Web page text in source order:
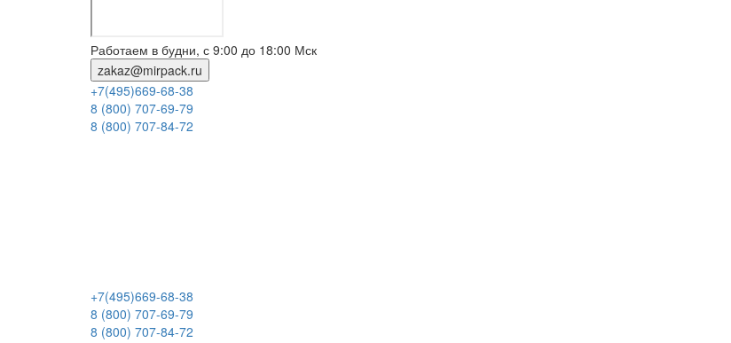
Работаем в будни, с 9:00 до 18:00 Мск
zakaz@mirpack.ru
+7(495)669-68-38
8 (800) 707-69-79
8 (800) 707-84-72
+7(495)669-68-38
8 (800) 707-69-79
8 (800) 707-84-72